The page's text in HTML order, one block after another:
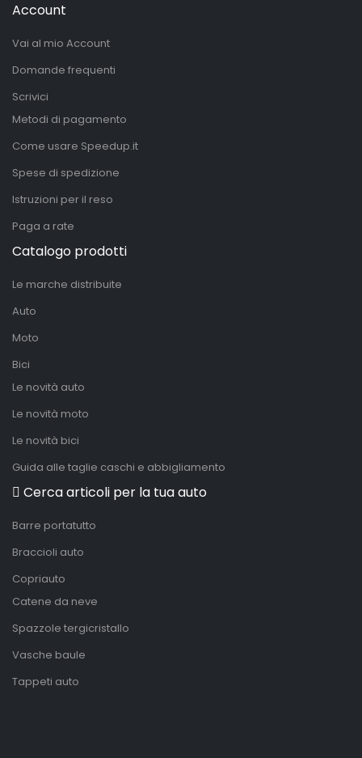
Account
Vai al mio Account
Domande frequenti
Scrivici
Metodi di pagamento
Come usare Speedup.it
Spese di spedizione
Istruzioni per il reso
Paga a rate
Catalogo prodotti
Le marche distribuite
Auto
Moto
Bici
Le novità auto
Le novità moto
Le novità bici
Guida alle taglie caschi e abbigliamento
Cerca articoli per la tua auto
Barre portatutto
Braccioli auto
Copriauto
Catene da neve
Spazzole tergicristallo
Vasche baule
Tappeti auto